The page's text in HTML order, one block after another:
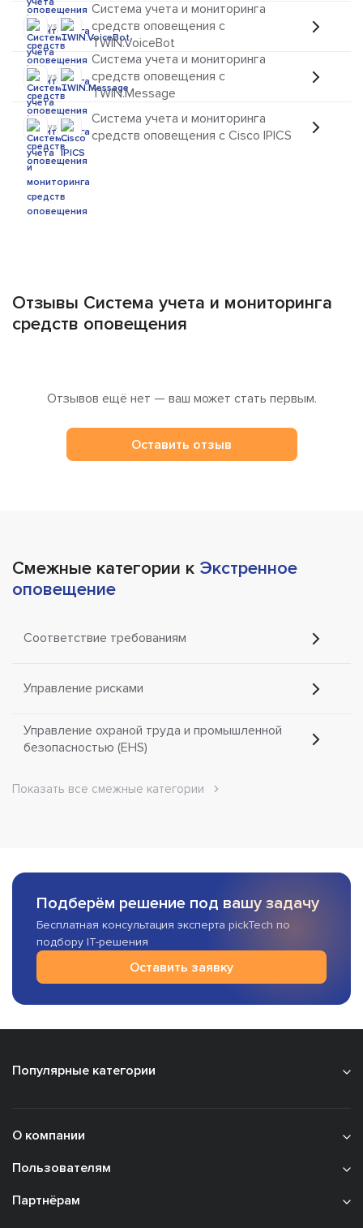
vs
Система учета и мониторинга
средств оповещения с
TWIN.VoiceBot
vs
Система учета и мониторинга
средств оповещения с
TWIN.Message
vs
Система учета и мониторинга
средств оповещения с Cisco IPICS
Отзывы Система учета и мониторинга
средств оповещения
Отзывов ещё нет — ваш может стать первым.
Оставить отзыв
Смежные категории к Экстренное
оповещение
Соответствие требованиям
Управление рисками
Управление охраной труда и промышленной
безопасностью (EHS)
Показать все смежные категории
Подберём решение под вашу задачу
Бесплатная консультация эксперта pickTech по
подбору IT-решения
Оставить заявку
Популярные категории
О компании
Пользователям
Партнёрам